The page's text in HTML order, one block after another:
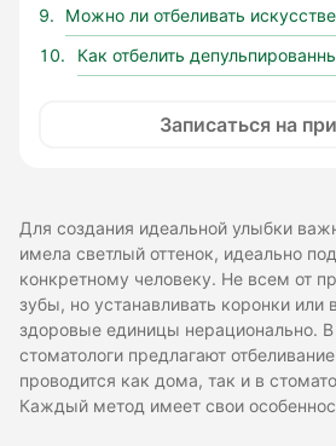
Можно ли отбеливать
Как отбелить
Записаться на
Для создания идеальной улыбки
имела светлый оттенок, идеально
конкретному человеку. Не всем от
зубы, но устанавливать коронки или
здоровые единицы нерационально. В
стоматологи предлагают
проводится как дома, так и в
Каждый метод имеет свои